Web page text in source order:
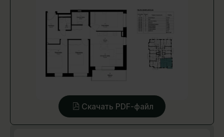
Скачать PDF-файл